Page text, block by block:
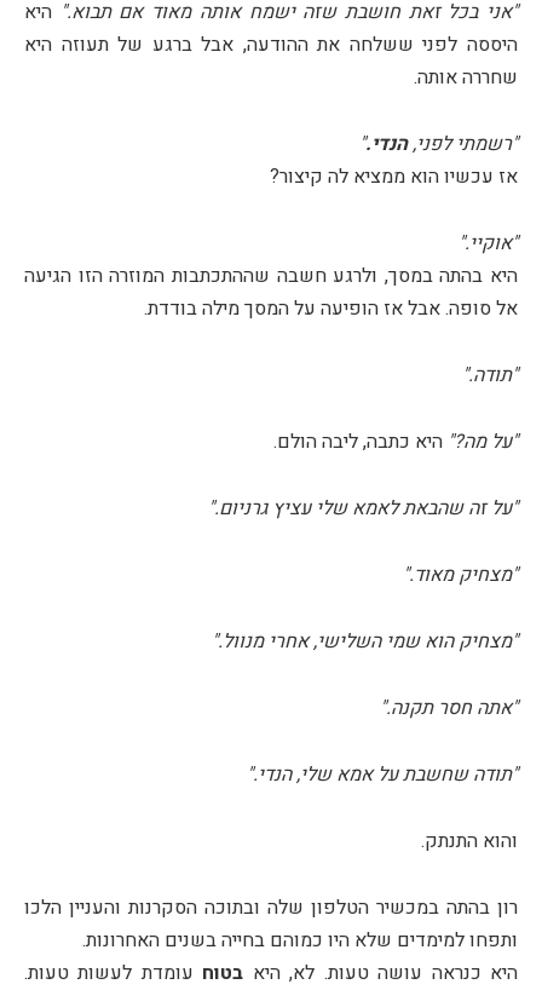
"אני בכל זאת חושבת שזה ישמח אותה מאוד אם תבוא." היא
היססה לפני ששלחה את ההודעה, אבל ברגע של תעוזה היא
שחררה אותה.
"רשמתי לפני,הנדי."
אז עכשיו הוא ממציא לה קיצור?
"אוקיי."
היא בהתה במסך, ולרגע חשבה שההתכתבות המוזרה הזו הגיעה
אל סופה. אבל אז הופיעה על המסך מילה בודדת.
"תודה."
"על מה?" היא כתבה, ליבה הולם.
"על זה שהבאת לאמא שלי עציץ גרניום."
"מצחיק מאוד."
"מצחיק הוא שמי השלישי, אחרי מנוול."
"אתה חסר תקנה."
"תודה שחשבת על אמא שלי, הנדי."
והוא התנתק.
רון בהתה במכשיר הטלפון שלה ובתוכה הסקרנות והעניין הלכו
ותפחו למימדים שלא היו כמוהם בחייה בשנים האחרונות.
היא כנראה עושה טעות. לא, היא בטוח עומדת לעשות טעות.